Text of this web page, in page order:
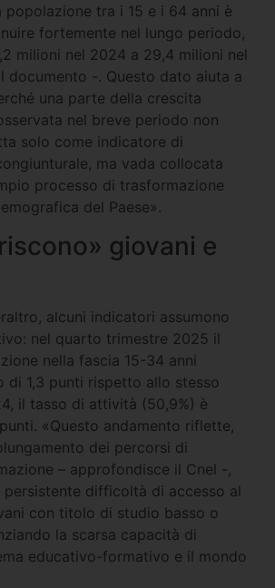
popolazione tra i 15 e i 64 anni è
fortemente nel lungo periodo,
milioni nel 2024 a 29,4 milioni nel
documento -. Questo dato aiuta a
una parte della crescita
nel breve periodo non
solo come indicatore di
ma vada collocata
processo di trasformazione
del Paese».
giovani e
alcuni indicatori assumono
nel quarto trimestre 2025 il
nella fascia 15-34 anni
di 1,3 punti rispetto allo stesso
il tasso di attività (50,9%) è
«Questo andamento riflette,
dei percorsi di
– approfondisce il Cnel -,
persistente difficoltà di accesso al
con titolo di studio basso o
la scarsa capacità di
educativo-formativo e il mondo